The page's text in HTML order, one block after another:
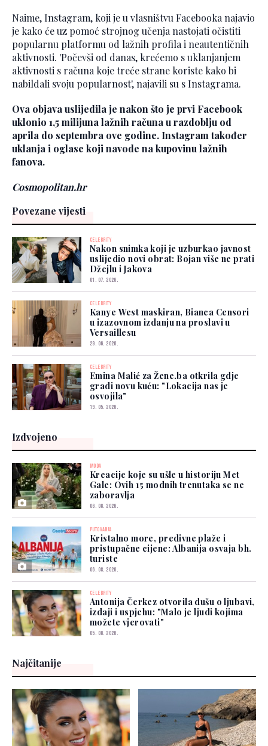
Naime, Instagram, koji je u vlasništvu Facebooka najavio
je kako će uz pomoć strojnog učenja nastojati očistiti
popularnu platformu od lažnih profila i neautentičnih
aktivnosti. 'Počevši od danas, krećemo s uklanjanjem
aktivnosti s računa koje treće strane koriste kako bi
nabildali svoju popularnost', najavili su s Instagrama.
Ova objava uslijedila je nakon što je prvi Facebook
uklonio 1,5 milijuna lažnih računa u razdoblju od
aprila do septembra ove godine. Instagram također
uklanja i oglase koji navode na kupovinu lažnih
fanova.
Cosmopolitan.hr
Povezane vijesti
CELEBRITY
Nakon snimka koji je uzburkao javnost
uslijedio novi obrat: Bojan više ne prati
Džejlu i Jakova
01. 07. 2026.
CELEBRITY
Kanye West maskiran, Bianca Censori
u izazovnom izdanju na proslavi u
Versaillesu
29. 06. 2026.
CELEBRITY
Emina Malić za Žene.ba otkrila gdje
gradi novu kuću: "Lokacija nas je
osvojila"
19. 05. 2026.
Izdvojeno
MODA
Kreacije koje su ušle u historiju Met
Gale: Ovih 15 modnih trenutaka se ne
zaboravlja
06. 08. 2026.
PUTOVANJA
Kristalno more, predivne plaže i
pristupačne cijene: Albanija osvaja bh.
turiste
06. 08. 2026.
CELEBRITY
Antonija Čerkez otvorila dušu o ljubavi,
izdaji i uspjehu: "Malo je ljudi kojima
možete vjerovati"
05. 08. 2026.
Najčitanije